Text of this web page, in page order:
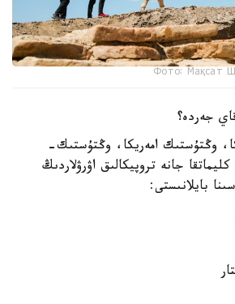
Фото: Мақсат
جەردە؟
وڭتۇستىك امەريكا، وڭتۇستىك-
جانە تروپيكالىق اۋرۋلاردىڭ
بايلانىستى: